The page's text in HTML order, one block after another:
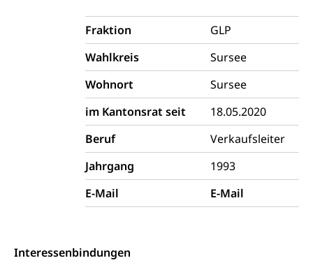
Fraktion
GLP
Wahlkreis
Sursee
Wohnort
Sursee
im Kantonsrat seit
18.05.2020
Beruf
Verkaufsleiter
Jahrgang
1993
E-Mail
E-Mail
Interessenbindungen
Versorgung
Vorratshaltung, Vorrat
Wasserversorgung
Waffentragen, Selbstverteidigung
Waffen, Sprengstoffe und Pyrotechnik
Militärdienst
Bundesamt für Zivildienst ZIVI
Zivilschutz